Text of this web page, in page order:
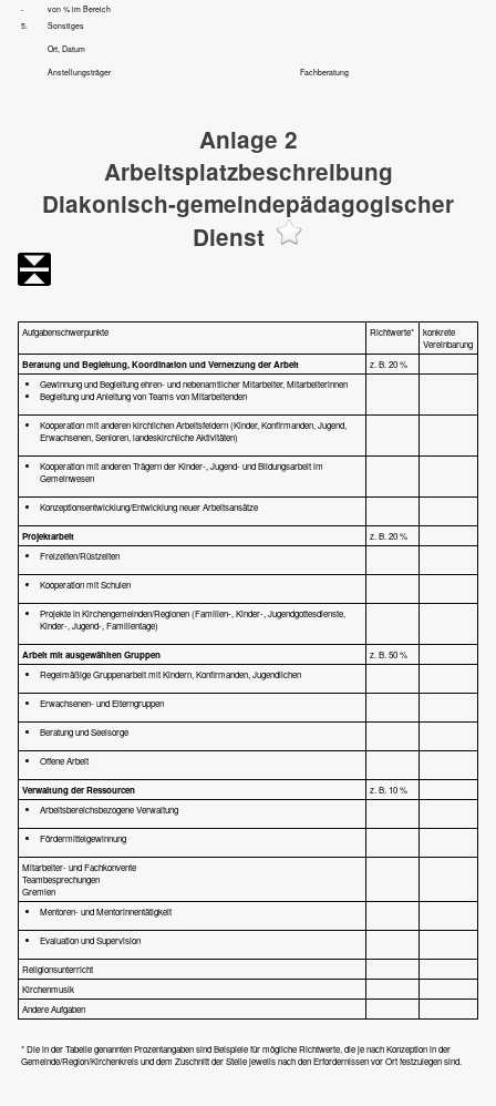
- von% im Bereich
5.
Sonstiges
Ort, Datum
Anstellungsträger Fachberatung
Anlage 2
Arbeitsplatzbeschreibung
Diakonisch-gemeindepädagogischer
Dienst
Aufgabenschwerpunkte Richtwerte*
konkrete
Vereinbarung
Beratung und Begleitung, Koordination und Vernetzung der Arbeit
z. B. 20 %
Gewinnung und Begleitung ehren- und nebenamtlicher Mitarbeiter, Mitarbeiterinnen
Begleitung und Anleitung von Teams von Mitarbeitenden
Kooperation mit anderen kirchlichen Arbeitsfeldern (Kinder, Konfirmanden, Jugend,
Erwachsenen, Senioren, landeskirchliche Aktivitäten)
Kooperation mit anderen Trägern der Kinder-, Jugend- und Bildungsarbeit im
Gemeinwesen
Konzeptionsentwicklung/Entwicklung neuer Arbeitsansätze
Projektarbeit
z. B. 20 %
Freizeiten/Rüstzeiten
Kooperation mit Schulen
Projekte in Kirchengemeinden/Regionen (Familien-, Kinder-, Jugendgottesdienste,
Kinder-, Jugend-, Familientage)
Arbeit mit ausgewählten Gruppen
z. B. 50 %
Regelmäßige Gruppenarbeit mit Kindern, Konfirmanden, Jugendlichen
Erwachsenen- und Elterngruppen
Beratung und Seelsorge
Offene Arbeit
Verwaltung der Ressourcen
z. B. 10 %
Arbeitsbereichsbezogene Verwaltung
Fördermittelgewinnung
Mitarbeiter- und Fachkonvente
Teambesprechungen
Gremien
Mentoren- und Mentorinnentätigkeit
Evaluation und Supervision
Religionsunterricht
Kirchenmusik
Andere Aufgaben
* Die in der Tabelle genannten Prozentangaben sind Beispiele für mögliche Richtwerte, die je nach Konzeption in der
Gemeinde/Region/Kirchenkreis und dem Zuschnitt der Stelle jeweils nach den Erfordernissen vor Ort festzulegen sind.